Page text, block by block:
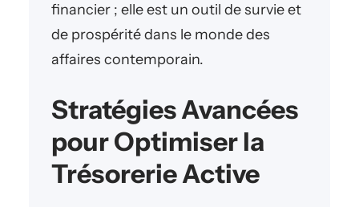
financier ; elle est un outil de survie et
de prospérité dans le monde des
affaires contemporain.
Stratégies Avancées
pour Optimiser la
Trésorerie Active